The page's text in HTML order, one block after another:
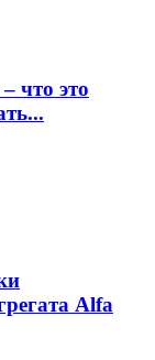
что это
Alfa